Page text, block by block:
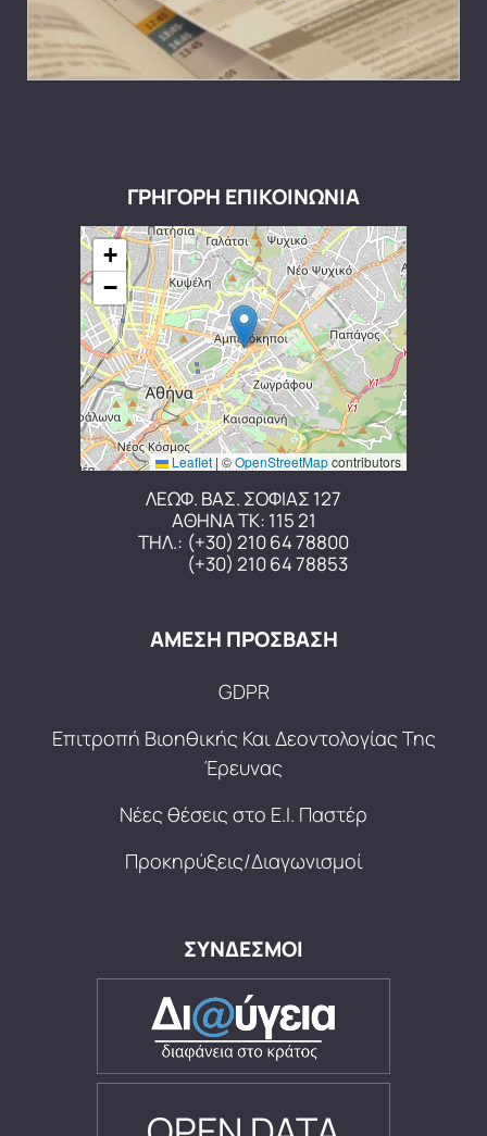
ΓΡΗΓΟΡΗ ΕΠΙΚΟΙΝΩΝΙΑ
+
−
Leaflet|©OpenStreetMapcontributors
ΛΕΩΦ. ΒΑΣ. ΣΟΦΙΑΣ 127
ΑΘΗΝΑ ΤΚ: 115 21
ΤΗΛ.: (+30) 210 64 78800
(+30) 210 64 78853
ΑΜΕΣΗ ΠΡΟΣΒΑΣΗ
GDPR
Επιτροπή Βιοηθικής Και Δεοντολογίας Της
Έρευνας
Νέες θέσεις στο Ε.Ι. Παστέρ
Προκηρύξεις/Διαγωνισμοί
ΣΥΝΔΕΣΜΟΙ